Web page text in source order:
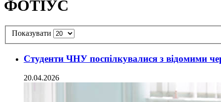
ФОТІУС
Показувати
Студенти ЧНУ поспілкувалися з відомими
20.04.2026